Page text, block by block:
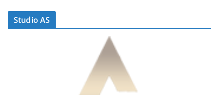
Studio AS